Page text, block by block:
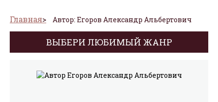
Главная Автор: Егоров Александр Альбертович
ВЫБЕРИ ЛЮБИМЫЙ ЖАНР